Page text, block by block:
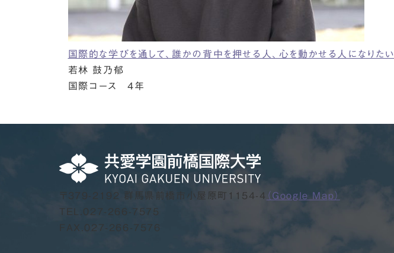
国際的な学びを通して、誰かの背中を押せる人、心を動かせる人になりたい
若林 鼓乃郁
国際コース 4年
〒379-2192 群馬県前橋市小屋原町1154-4 （Google Map）
027-266-7575
FAX.027-266-7576